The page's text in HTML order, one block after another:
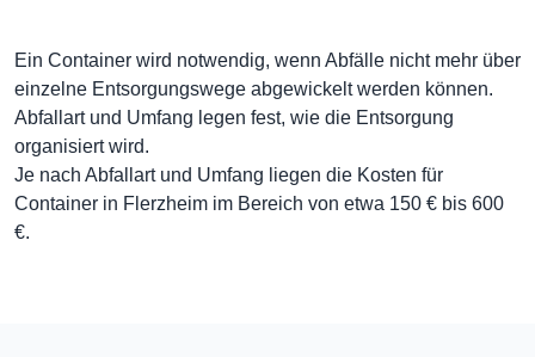
Ein Container wird notwendig, wenn Abfälle nicht mehr über
einzelne Entsorgungswege abgewickelt werden können.
Abfallart und Umfang legen fest, wie die Entsorgung
organisiert wird.
Je nach Abfallart und Umfang liegen die Kosten für
Container in Flerzheim im Bereich von etwa 150 € bis 600
€.